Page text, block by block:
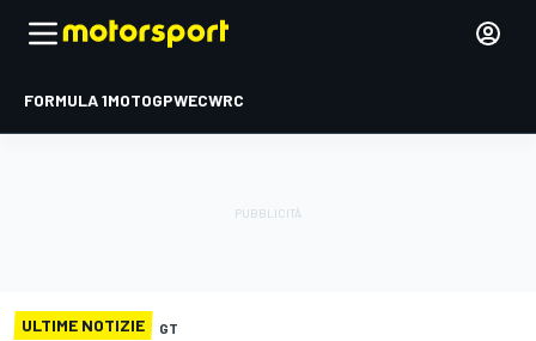
FORMULA 1MOTOGPWECWRC
ULTIME NOTIZIE GT